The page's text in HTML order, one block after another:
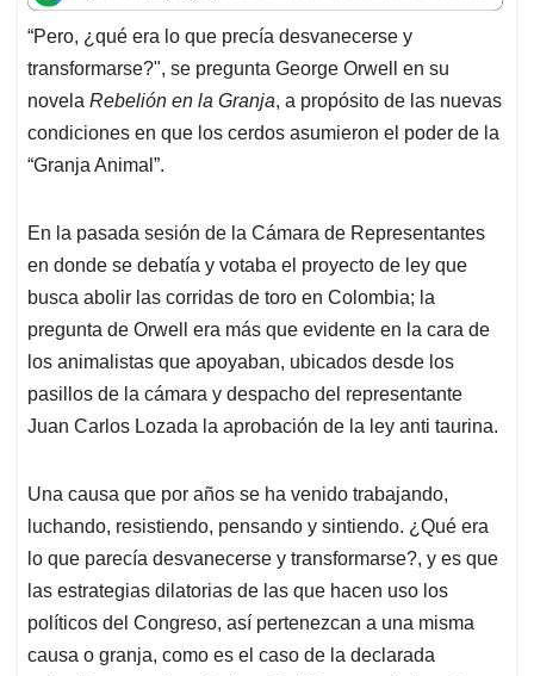
t
s
A
p
p
e
b
o
o
k
k
e
d
I
n
i
l
e
a
d
s
“Pero, ¿qué era lo que precía desvanecerse y
transformarse?", se pregunta George Orwell en su
novela Rebelión en la Granja, a propósito de las nuevas
condiciones en que los cerdos asumieron el poder de la
“Granja Animal”.
En la pasada sesión de la Cámara de Representantes
en donde se debatía y votaba el proyecto de ley que
busca abolir las corridas de toro en Colombia; la
pregunta de Orwell era más que evidente en la cara de
los animalistas que apoyaban, ubicados desde los
pasillos de la cámara y despacho del representante
Juan Carlos Lozada la aprobación de la ley anti taurina.
Una causa que por años se ha venido trabajando,
luchando, resistiendo, pensando y sintiendo. ¿Qué era
lo que parecía desvanecerse y transformarse?, y es que
las estrategias dilatorias de las que hacen uso los
políticos del Congreso, así pertenezcan a una misma
causa o granja, como es el caso de la declarada